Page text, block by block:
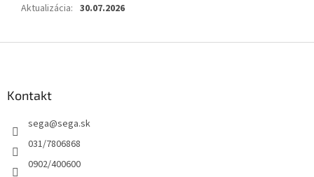
Aktualizácia: 30.07.2026
Kontakt
sega@sega.sk
031/7806868
0902/400600